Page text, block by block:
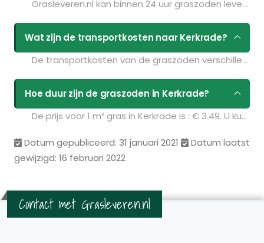
Grasleveren.nl kan binnen 24 uur graszoden leveren in Kerkrade. Als u bijvoorbeeld graszoden op maandag bestelt voor 11:30 kunt u ze de volgende dag geleverd krijgen. Kijk voor de actuele leverdagen op de pagina
Wat zijn de transportkosten naar Kerkrade?
De transportkosten van de graszoden verschillen per postcodegebied en zijn afhankelijk van de hoeveelheid graszoden die u bestelt. Bent u benieuwd naar de prijzen? Vul uw gegevens in op de pagina
Hoe duur zijn de graszoden in Kerkrade?
De prijs voor 1 m² gras in Kerkrade is : € 3.49. U kunt deze graszoden bestellen via de volgende link:
Datum gepubliceerd: 31 januari 2021
Datum laatst
gewijzigd: 16 februari 2022
Contact met Grasleveren.nl